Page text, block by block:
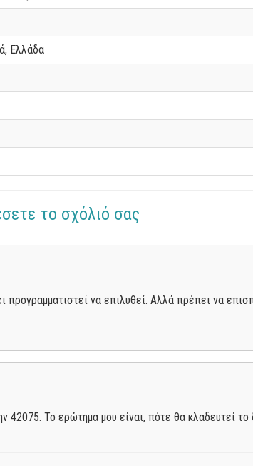
Ελλάδα
το σχόλιό σας
προγραμματιστεί να επιλυθεί. Αλλά πρέπει να
42075. Το ερώτημα μου είναι, πότε θα κλαδευτεί